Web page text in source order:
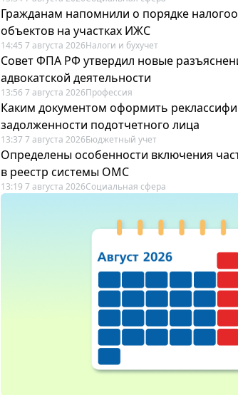
Гражданам напомнили о порядке
объектов на участках ИЖС
14:45 7 августа 2026Налоги и бухучет
Совет ФПА РФ утвердил новые
адвокатской деятельности
13:56 7 августа 2026Профессия
Каким документом оформить
задолженности подотчетного лица
13:37 7 августа 2026Бюджетный учет
Определены особенности включения
в реестр системы ОМС
13:19 7 августа 2026Социальная сфера